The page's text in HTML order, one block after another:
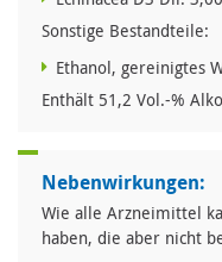
Sonstige Bestandteile:
Ethanol, gereinigtes
Enthält 51,2 Vol.-%
Nebenwirkungen:
Wie alle Arzneimittel
haben, die aber nicht